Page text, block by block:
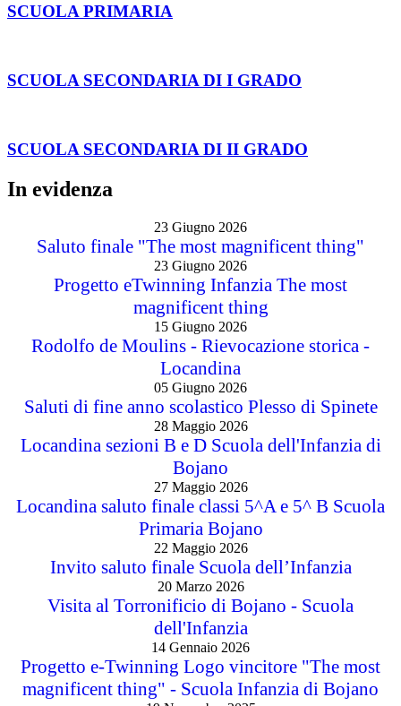
SCUOLA PRIMARIA
SCUOLA SECONDARIA DI I GRADO
SCUOLA SECONDARIA DI II GRADO
In evidenza
23 Giugno 2026
Saluto finale "The most magnificent thing"
23 Giugno 2026
Progetto eTwinning Infanzia The most
magnificent thing
15 Giugno 2026
Rodolfo de Moulins - Rievocazione storica -
Locandina
05 Giugno 2026
Saluti di fine anno scolastico Plesso di Spinete
28 Maggio 2026
Locandina sezioni B e D Scuola dell'Infanzia di
Bojano
27 Maggio 2026
Locandina saluto finale classi 5^A e 5^ B Scuola
Primaria Bojano
22 Maggio 2026
Invito saluto finale Scuola dell’Infanzia
20 Marzo 2026
Visita al Torronificio di Bojano - Scuola
dell'Infanzia
14 Gennaio 2026
Progetto e-Twinning Logo vincitore "The most
magnificent thing" - Scuola Infanzia di Bojano